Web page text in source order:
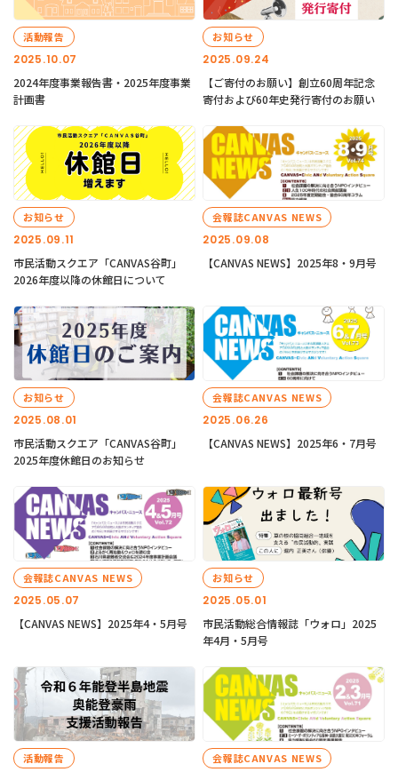
2025.10.07
活動報告
2024年度事業報告書・2025年度事業
計画書
2025.09.24
お知らせ
【ご寄付のお願い】創立60周年記念
寄付および60年史発行寄付のお願い
2025.09.11
お知らせ
市民活動スクエア「CANVAS谷町」
2026年度以降の休館日について
2025.09.08
会報誌CANVAS NEWS
【CANVAS NEWS】2025年8・9月号
2025.08.01
お知らせ
市民活動スクエア「CANVAS谷町」
2025年度休館日のお知らせ
2025.06.26
会報誌CANVAS NEWS
【CANVAS NEWS】2025年6・7月号
2025.05.07
会報誌CANVAS NEWS
【CANVAS NEWS】2025年4・5月号
2025.05.01
お知らせ
市民活動総合情報誌「ウォロ」2025
年4月・5月号
活動報告 会報誌CANVAS NEWS